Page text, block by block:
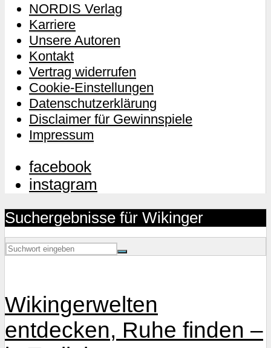
NORDIS Verlag
Karriere
Unsere Autoren
Kontakt
Vertrag widerrufen
Cookie-Einstellungen
Datenschutzerklärung
Disclaimer für Gewinnspiele
Impressum
facebook
instagram
Suchergebnisse für Wikinger
Wikingerwelten
entdecken, Ruhe finden –